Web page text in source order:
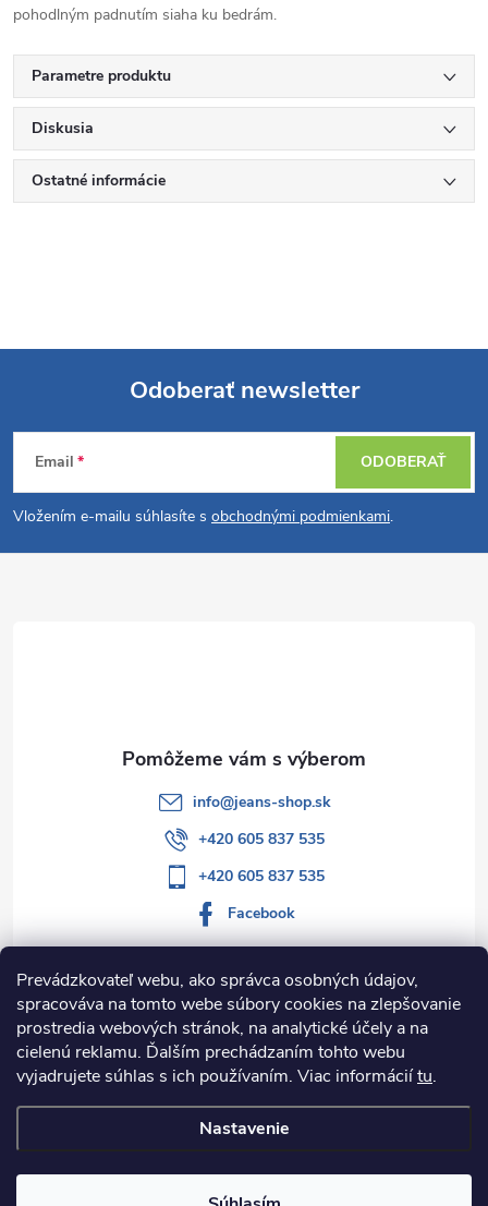
Prevádzkovateľ webu, ako správca osobných údajov,
spracováva na tomto webe súbory cookies na zlepšovanie
prostredia webových stránok, na analytické účely a na
cielenú reklamu. Ďalším prechádzaním tohto webu
vyjadrujete súhlas s ich používaním. Viac informáciítu.
Nastavenie
pohodlným padnutím siaha ku bedrám.
Parametre produktu
Diskusia
Ostatné informácie
Z
á
p
Odoberať newsletter
Email
Vložením e-mailu súhlasíte s obchodnými podmienkami.
ODOBERAŤ
Informácie pre vás
Kategórie
info@jeans-shop.sk
+420 605 837 535
+420 605 837 535
Facebook
nastavenie cookies